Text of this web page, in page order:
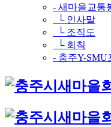
- 새마을교통
└ 인사말
└ 조직도
└ 회칙
- 충주Y-SMU